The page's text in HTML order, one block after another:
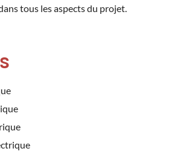
tous les aspects du projet.